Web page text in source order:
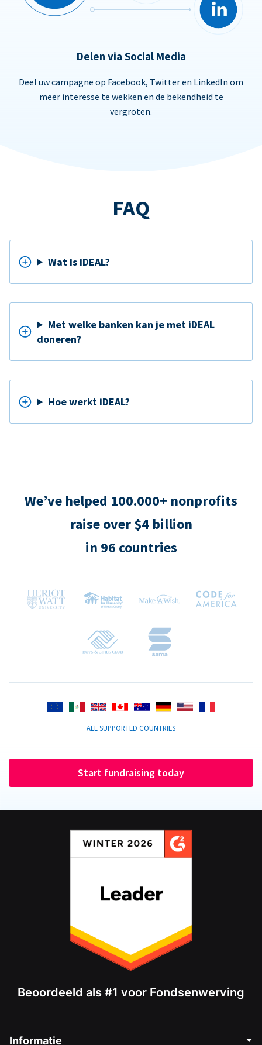
Delen via Social Media
Deel uw campagne op Facebook, Twitter en LinkedIn om
meer interesse te wekken en de bekendheid te
vergroten.
FAQ
Wat is iDEAL?
Met welke banken kan je met iDEAL
doneren?
Hoe werkt iDEAL?
We’ve helped 100.000+ nonprofits
raise over $4 billion
in 96 countries
ALL SUPPORTED COUNTRIES
Start fundraising today
Beoordeeld als #1 voor Fondsenwerving
Informatie